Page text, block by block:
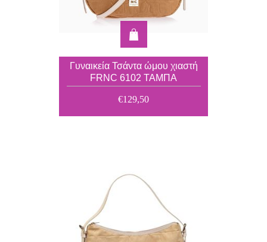
Γυναικεία Τσάντα ώμου χιαστή
FRNC 6102 ΤΑΜΠΑ
€129,50